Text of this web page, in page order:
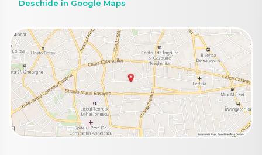
Deschide în Google Maps